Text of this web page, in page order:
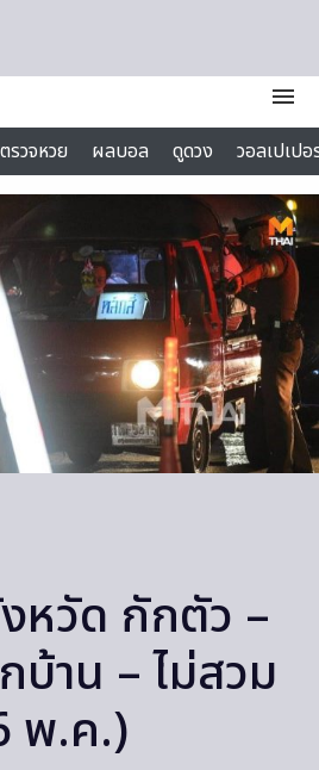
menu
ตรวจหวย ผลบอล ดูดวง
วอลเปเป
หวัด กักตัว –
าน – ไม่สวม
พ.ค.)